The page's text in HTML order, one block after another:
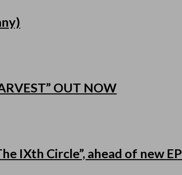
OUT NOW
IXth Circle”, ahead of new EP